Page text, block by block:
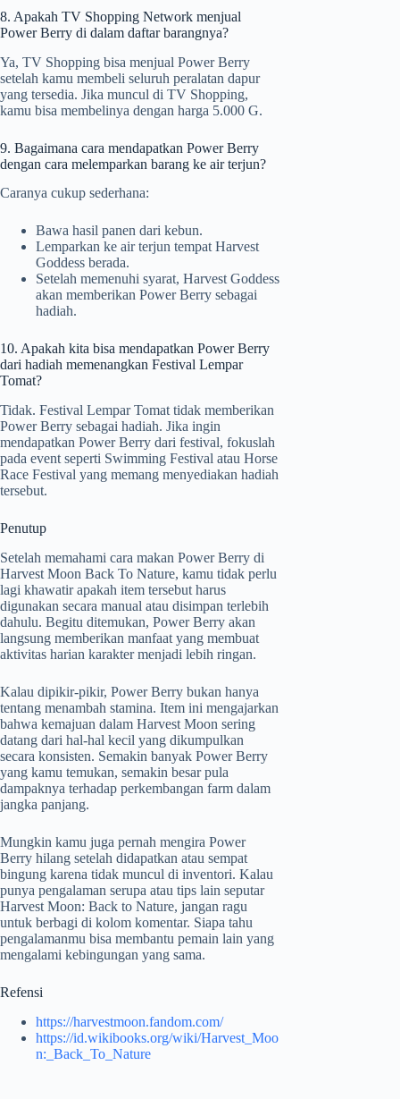
8. Apakah TV Shopping Network menjual
Power Berry di dalam daftar barangnya?
Ya, TV Shopping bisa menjual Power Berry
setelah kamu membeli seluruh peralatan dapur
yang tersedia. Jika muncul di TV Shopping,
kamu bisa membelinya dengan harga 5.000 G.
9. Bagaimana cara mendapatkan Power Berry
dengan cara melemparkan barang ke air terjun?
Caranya cukup sederhana:
Bawa hasil panen dari kebun.
Lemparkan ke air terjun tempat Harvest
Goddess berada.
Setelah memenuhi syarat, Harvest Goddess
akan memberikan Power Berry sebagai
hadiah.
10. Apakah kita bisa mendapatkan Power Berry
dari hadiah memenangkan Festival Lempar
Tomat?
Tidak. Festival Lempar Tomat tidak memberikan
Power Berry sebagai hadiah. Jika ingin
mendapatkan Power Berry dari festival, fokuslah
pada event seperti Swimming Festival atau Horse
Race Festival yang memang menyediakan hadiah
tersebut.
Penutup
Setelah memahami cara makan Power Berry di
Harvest Moon Back To Nature, kamu tidak perlu
lagi khawatir apakah item tersebut harus
digunakan secara manual atau disimpan terlebih
dahulu. Begitu ditemukan, Power Berry akan
langsung memberikan manfaat yang membuat
aktivitas harian karakter menjadi lebih ringan.
Kalau dipikir-pikir, Power Berry bukan hanya
tentang menambah stamina. Item ini mengajarkan
bahwa kemajuan dalam Harvest Moon sering
datang dari hal-hal kecil yang dikumpulkan
secara konsisten. Semakin banyak Power Berry
yang kamu temukan, semakin besar pula
dampaknya terhadap perkembangan farm dalam
jangka panjang.
Mungkin kamu juga pernah mengira Power
Berry hilang setelah didapatkan atau sempat
bingung karena tidak muncul di inventori. Kalau
punya pengalaman serupa atau tips lain seputar
Harvest Moon: Back to Nature, jangan ragu
untuk berbagi di kolom komentar. Siapa tahu
pengalamanmu bisa membantu pemain lain yang
mengalami kebingungan yang sama.
Refensi
https://harvestmoon.fandom.com/
https://id.wikibooks.org/wiki/Harvest_Moo
n:_Back_To_Nature